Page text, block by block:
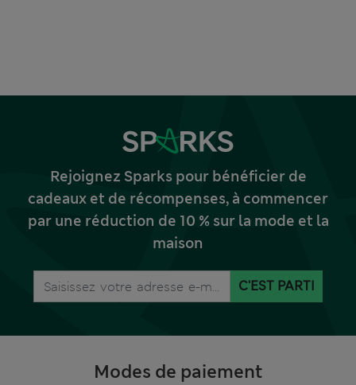
Rejoignez Sparks pour bénéficier de
cadeaux et de récompenses, à commencer
par une réduction de 10 % sur la mode et la
maison
C'EST PARTI
Modes de paiement